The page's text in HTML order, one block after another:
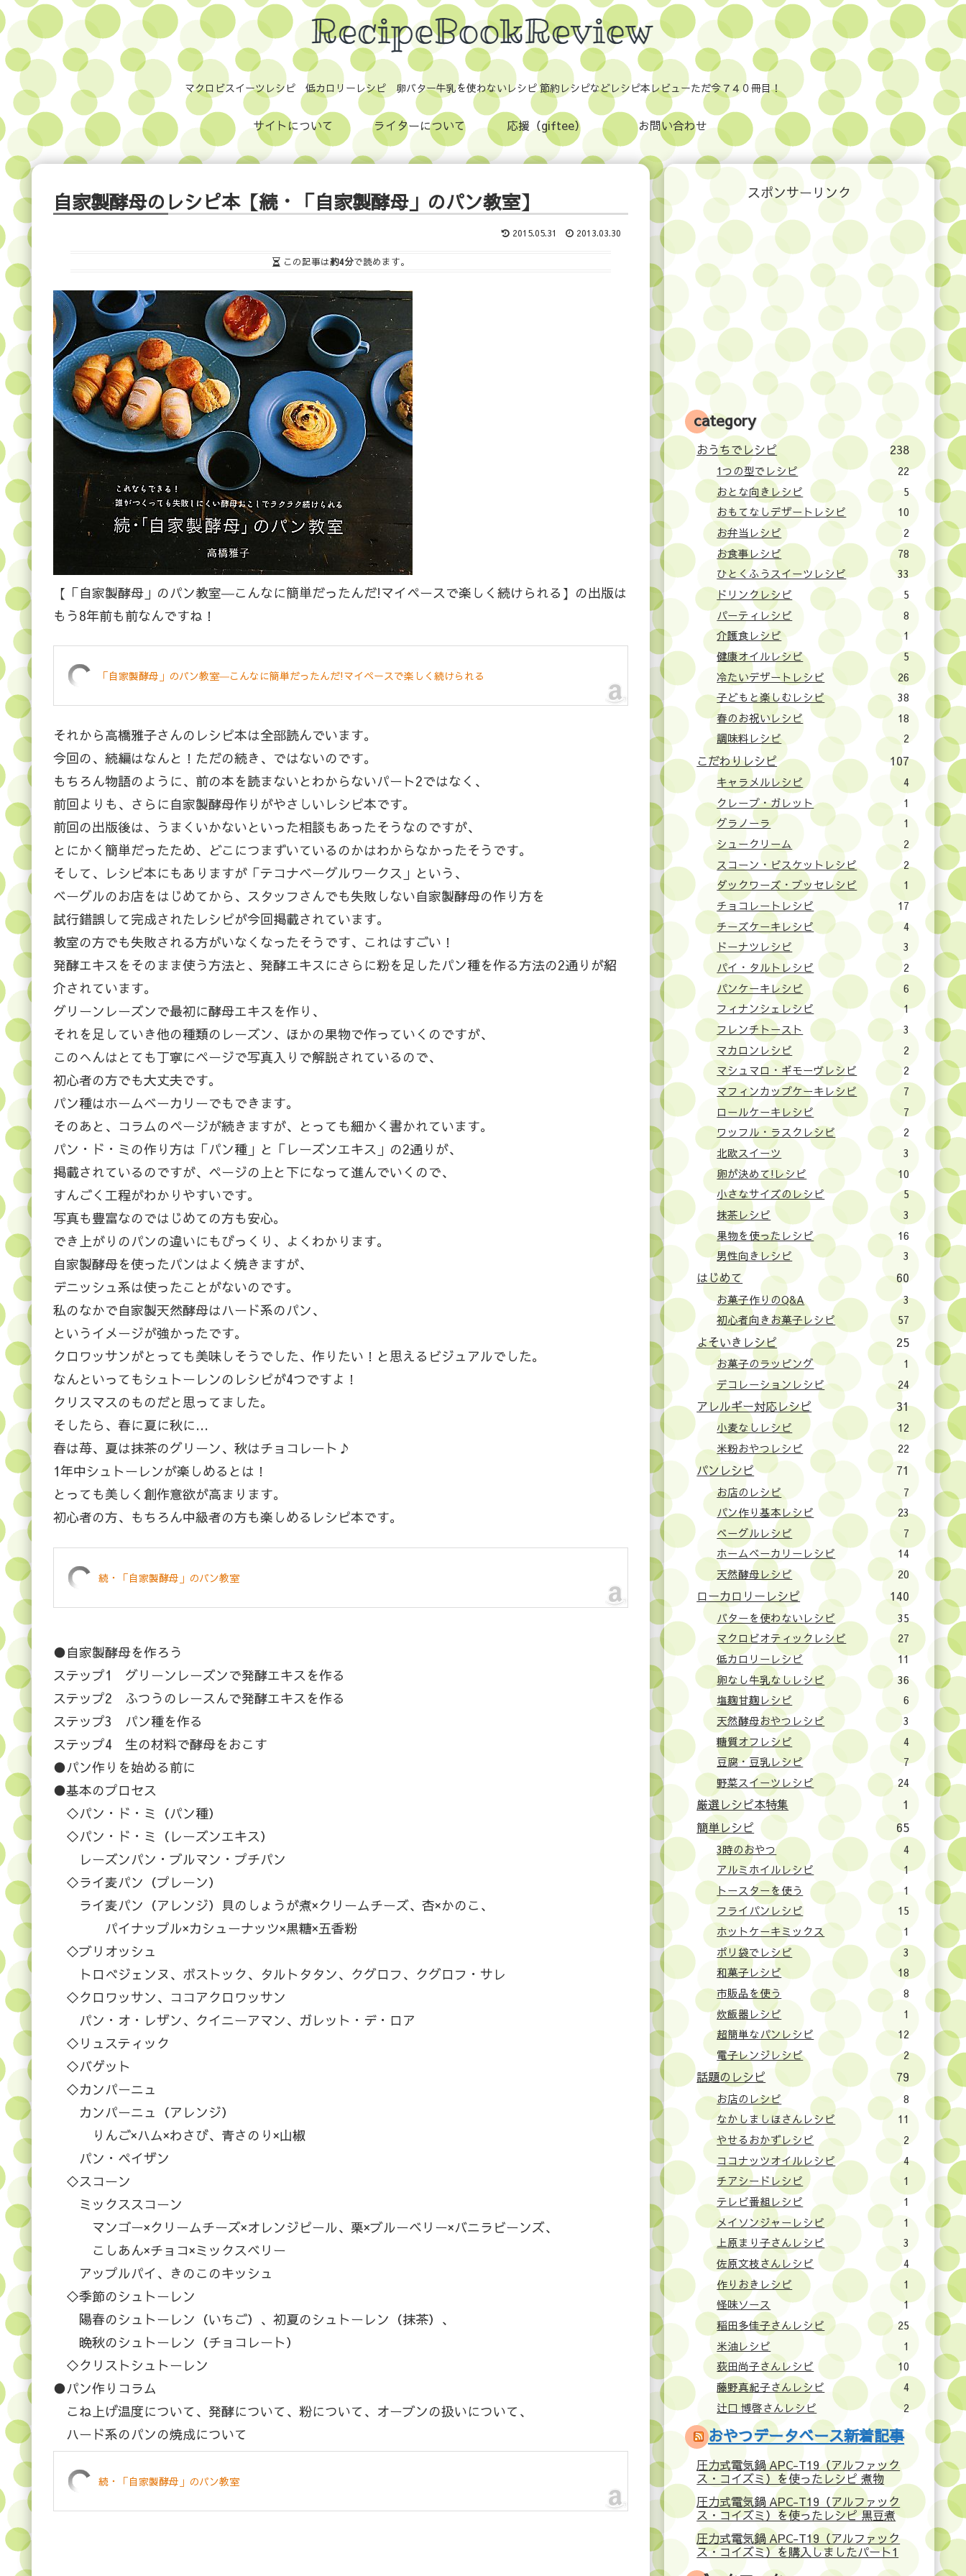
マクロビスイーツレシピ 低カロリーレシピ 卵バター牛乳を使わないレシピ 節約レシピなどレシピ本レビューただ今７４０冊目！
サイトについて ライターについて 応援（giftee） お問い合わせ
自家製酵母のレシピ本【続・「自家製酵母」のパン教室】
2015.05.31 2013.03.30
この記事は約4分で読めます。
【「自家製酵母」のパン教室―こんなに簡単だったんだ!マイペースで楽しく続けられる】の出版は
もう8年前も前なんですね！
「自家製酵母」のパン教室―こんなに簡単だったんだ!マイペースで楽しく続けられる
それから高橋雅子さんのレシピ本は全部読んでいます。
今回の、続編はなんと！ただの続き、ではないのです。
もちろん物語のように、前の本を読まないとわからないパート2ではなく、
前回よりも、さらに自家製酵母作りがやさしいレシピ本です。
前回の出版後は、うまくいかないといった相談もあったそうなのですが、
とにかく簡単だったため、どこにつまずいているのかはわからなかったそうです。
そして、レシピ本にもありますが「テコナベーグルワークス」という、
ベーグルのお店をはじめてから、スタッフさんでも失敗しない自家製酵母の作り方を
試行錯誤して完成されたレシピが今回掲載されています。
教室の方でも失敗される方がいなくなったそうです、これはすごい！
発酵エキスをそのまま使う方法と、発酵エキスにさらに粉を足したパン種を作る方法の2通りが紹
介されています。
グリーンレーズンで最初に酵母エキスを作り、
それを足していき他の種類のレーズン、ほかの果物で作っていくのですが、
このへんはとても丁寧にページで写真入りで解説されているので、
初心者の方でも大丈夫です。
パン種はホームベーカリーでもできます。
そのあと、コラムのページが続きますが、とっても細かく書かれています。
パン・ド・ミの作り方は「パン種」と「レーズンエキス」の2通りが、
掲載されているのですが、ページの上と下になって進んでいくので、
すんごく工程がわかりやすいです。
写真も豊富なのではじめての方も安心。
でき上がりのパンの違いにもびっくり、よくわかります。
自家製酵母を使ったパンはよく焼きますが、
デニッシュ系は使ったことがないのです。
私のなかで自家製天然酵母はハード系のパン、
というイメージが強かったです。
クロワッサンがとっても美味しそうでした、作りたい！と思えるビジュアルでした。
なんといってもシュトーレンのレシピが4つですよ！
クリスマスのものだと思ってました。
そしたら、春に夏に秋に…
春は苺、夏は抹茶のグリーン、秋はチョコレート♪
1年中シュトーレンが楽しめるとは！
とっても美しく創作意欲が高まります。
初心者の方、もちろん中級者の方も楽しめるレシピ本です。
続・「自家製酵母」のパン教室
●自家製酵母を作ろう
ステップ1 グリーンレーズンで発酵エキスを作る
ステップ2 ふつうのレースんで発酵エキスを作る
ステップ3 パン種を作る
ステップ4 生の材料で酵母をおこす
●パン作りを始める前に
●基本のプロセス
◇パン・ド・ミ（パン種）
◇パン・ド・ミ（レーズンエキス）
レーズンパン・ブルマン・プチパン
◇ライ麦パン（プレーン）
ライ麦パン（アレンジ）貝のしょうが煮×クリームチーズ、杏×かのこ、
パイナップル×カシューナッツ×黒糖×五香粉
◇ブリオッシュ
トロべジェンヌ、ボストック、タルトタタン、クグロフ、クグロフ・サレ
◇クロワッサン、ココアクロワッサン
パン・オ・レザン、クイニーアマン、ガレット・デ・ロア
◇リュスティック
◇バゲット
◇カンパーニュ
カンパーニュ（アレンジ）
りんご×ハム×わさび、青さのり×山椒
パン・ペイザン
◇スコーン
ミックススコーン
マンゴー×クリームチーズ×オレンジピール、栗×ブルーベリー×バニラビーンズ、
こしあん×チョコ×ミックスベリー
アップルパイ、きのこのキッシュ
◇季節のシュトーレン
陽春のシュトーレン（いちご）、初夏のシュトーレン（抹茶）、
晩秋のシュトーレン（チョコレート）
◇クリストシュトーレン
●パン作りコラム
こね上げ温度について、発酵について、粉について、オーブンの扱いについて、
ハード系のパンの焼成について
続・「自家製酵母」のパン教室
スポンサーリンク
category
おうちでレシピ 238
1つの型でレシピ
22
おとな向きレシピ
5
おもてなしデザートレシピ
10
お弁当レシピ
2
お食事レシピ
78
ひとくふうスイーツレシピ
33
ドリンクレシピ
5
パーティレシピ
8
介護食レシピ
1
健康オイルレシピ
5
冷たいデザートレシピ
26
子どもと楽しむレシピ
38
春のお祝いレシピ
18
調味料レシピ
2
こだわりレシピ 107
キャラメルレシピ
4
クレープ・ガレット
1
グラノーラ
1
シュークリーム
2
スコーン・ビスケットレシピ
2
ダックワーズ・ブッセレシピ
1
チョコレートレシピ
17
チーズケーキレシピ
4
ドーナツレシピ
3
パイ・タルトレシピ
2
パンケーキレシピ
6
フィナンシェレシピ
1
フレンチトースト
3
マカロンレシピ
2
マシュマロ・ギモーヴレシピ
2
マフィンカップケーキレシピ
7
ロールケーキレシピ
7
ワッフル・ラスクレシピ
2
北欧スイーツ
3
卵が決めて!レシピ
10
小さなサイズのレシピ
5
抹茶レシピ
3
果物を使ったレシピ
16
男性向きレシピ
3
はじめて 60
お菓子作りのQ&A
3
初心者向きお菓子レシピ
57
よそいきレシピ 25
お菓子のラッピング
1
デコレーションレシピ
24
アレルギー対応レシピ 31
小麦なしレシピ
12
米粉おやつレシピ
22
パンレシピ 71
お店のレシピ
7
パン作り基本レシピ
23
ベーグルレシピ
7
ホームベーカリーレシピ
14
天然酵母レシピ
20
ローカロリーレシピ 140
バターを使わないレシピ
35
マクロビオティックレシピ
27
低カロリーレシピ
11
卵なし牛乳なしレシピ
36
塩麹甘麹レシピ
6
天然酵母おやつレシピ
3
糖質オフレシピ
4
豆腐・豆乳レシピ
7
野菜スイーツレシピ
24
厳選レシピ本特集
1
簡単レシピ
65
3時のおやつ
4
アルミホイルレシピ
1
トースターを使う
1
フライパンレシピ
15
ホットケーキミックス
1
ポリ袋でレシピ
3
和菓子レシピ
18
市販品を使う
8
炊飯器レシピ
1
超簡単なパンレシピ
12
電子レンジレシピ
2
話題のレシピ 79
お店のレシピ
8
なかしましほさんレシピ
11
やせるおかずレシピ
2
ココナッツオイルレシピ
4
チアシードレシピ
1
テレビ番組レシピ
1
メイソンジャーレシピ
1
上原まり子さんレシピ
3
佐原文枝さんレシピ
4
作りおきレシピ
1
怪味ソース
1
稲田多佳子さんレシピ
25
米油レシピ
1
荻田尚子さんレシピ
10
藤野真紀子さんレシピ
4
辻口 博啓さんレシピ
2
おやつデータベース新着記事
圧力式電気鍋 APC-T19（アルファック
ス・コイズミ）を使ったレシピ 煮物
圧力式電気鍋 APC-T19（アルファック
ス・コイズミ）を使ったレシピ 黒豆煮
圧力式電気鍋 APC-T19（アルファック
ス・コイズミ）を購入しましたパート1